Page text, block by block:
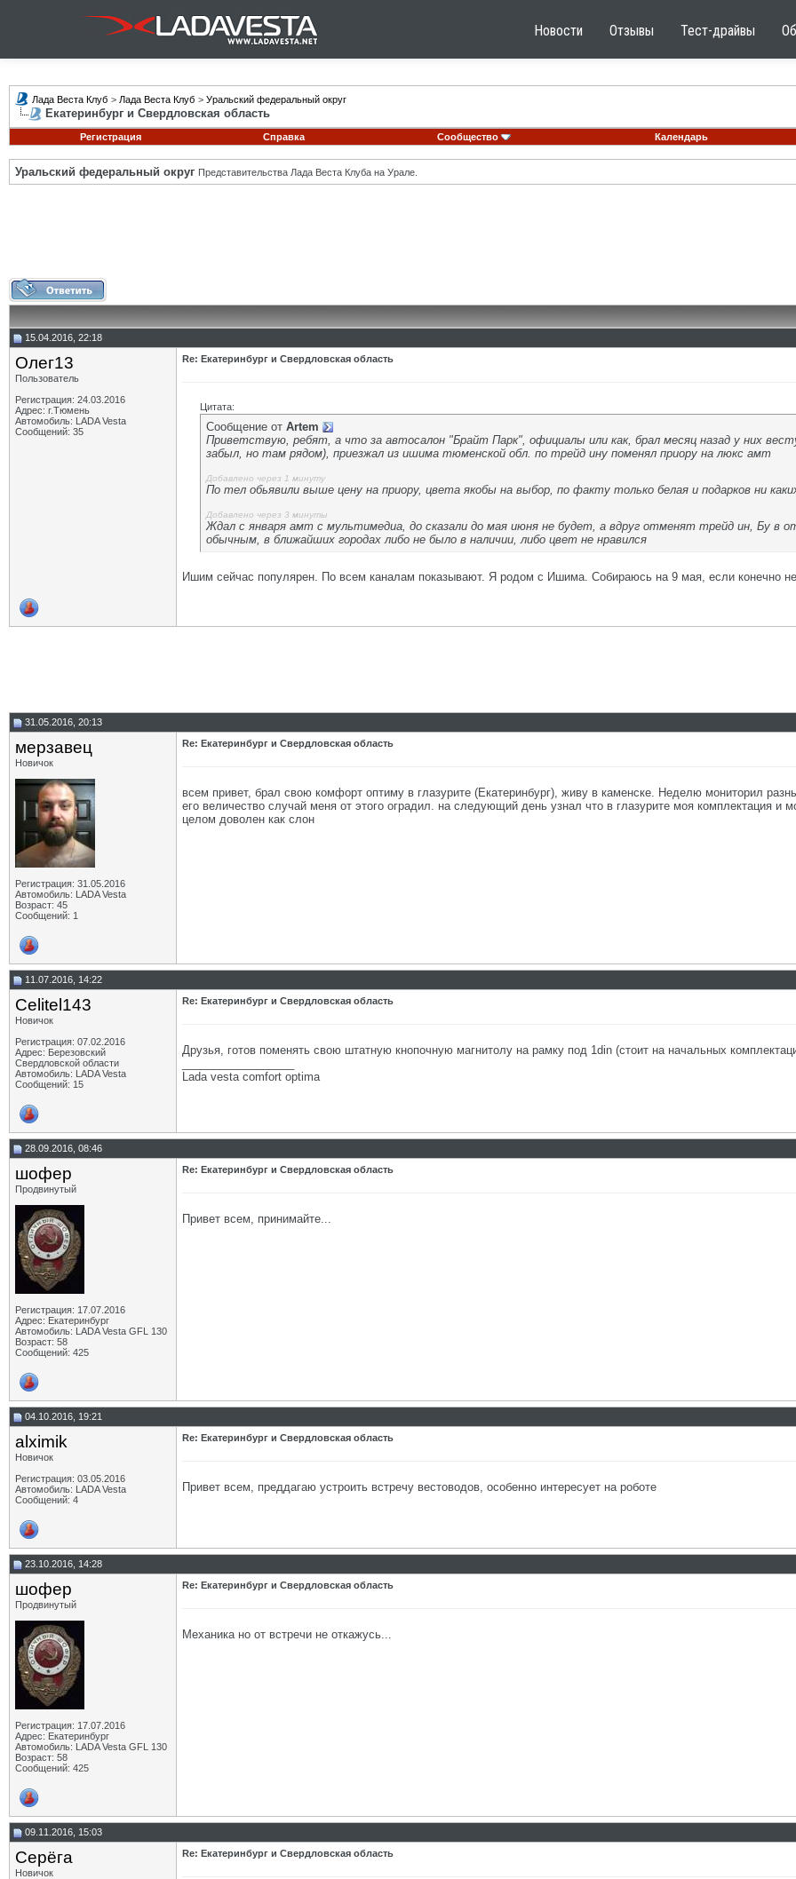
Новости Отзывы Тест-драйвы
Лада Веста Клуб > Лада Веста Клуб > Уральский федеральный округ
Екатеринбург и Свердловская область
Регистрация Справка Сообщество Календарь
Уральский федеральный округ Представительства Лада Веста Клуба на Урале.
15.04.2016, 22:18
Олег13
Пользователь
Регистрация: 24.03.2016
Адрес: г.Тюмень
Автомобиль: LADA Vesta
Сообщений: 35
Re: Екатеринбург и Свердловская область
Цитата:
Сообщение от Аrtem
Приветствую, ребят, а что за автосалон "Брайт Парк", официалы или как, брал месяц назад у них
забыл, но там рядом), приезжал из ишима тюменской обл. по трейд ину поменял приору на люкс амт
Добавлено через 1 минуту
По тел обьявили выше цену на приору, цвета якобы на выбор, по факту только белая и подарков ни
Добавлено через 3 минуты
Ждал с января амт с мультимедиа, до сказали до мая июня не будет, а вдруг отменят трейд ин, Бу в
обычным, в ближайших городах либо не было в наличии, либо цвет не нравился
Ишим сейчас популярен. По всем каналам показывают. Я родом с Ишима. Собираюсь на 9 мая, если конечно
31.05.2016, 20:13
мерзавец
Новичок
Регистрация: 31.05.2016
Автомобиль: LADA Vesta
Возраст: 45
Сообщений: 1
Re: Екатеринбург и Свердловская область
всем привет, брал свою комфорт оптиму в глазурите (Екатеринбург), живу в каменске. Неделю мониторил
его величество случай меня от этого оградил. на следующий день узнал что в глазурите моя комплектация и
целом доволен как слон
11.07.2016, 14:22
Celitel143
Новичок
Регистрация: 07.02.2016
Адрес: Березовский
Свердловской области
Автомобиль: LADA Vesta
Сообщений: 15
Re: Екатеринбург и Свердловская область
Друзья, готов поменять свою штатную кнопочную магнитолу на рамку под 1din (стоит на начальных
Lada vesta comfort optima
28.09.2016, 08:46
шофер
Продвинутый
Регистрация: 17.07.2016
Адрес: Екатеринбург
Автомобиль: LADA Vesta GFL 130
Возраст: 58
Сообщений: 425
Re: Екатеринбург и Свердловская область
Привет всем, принимайте...
04.10.2016, 19:21
alximik
Новичок
Регистрация: 03.05.2016
Автомобиль: LADA Vesta
Сообщений: 4
Re: Екатеринбург и Свердловская область
Привет всем, преддагаю устроить встречу вестоводов, особенно интересует на роботе
23.10.2016, 14:28
шофер
Продвинутый
Регистрация: 17.07.2016
Адрес: Екатеринбург
Автомобиль: LADA Vesta GFL 130
Возраст: 58
Сообщений: 425
Re: Екатеринбург и Свердловская область
Механика но от встречи не откажусь...
09.11.2016, 15:03
Серёга
Новичок
Re: Екатеринбург и Свердловская область